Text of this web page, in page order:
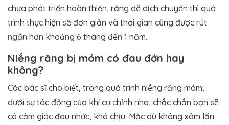
chưa phát triển hoàn thiện, răng dễ dịch chuyển thì quá
trình thực hiện sẽ đơn giản và thời gian cũng được rút
ngắn hơn khoảng 6 tháng đến 1 năm.
Niềng răng bị móm có đau đớn hay
không?
Các bác sĩ cho biết, trong quá trình niềng răng móm,
dưới sự tác động của khí cụ chỉnh nha, chắc chắn bạn sẽ
có cảm giác đau nhức, khó chịu. Mặc dù không xâm lấn